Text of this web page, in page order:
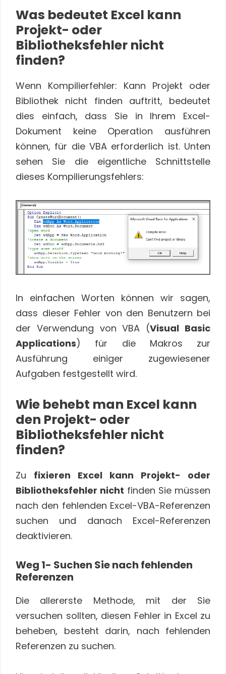
Was bedeutet Excel kann
Projekt- oder
Bibliotheksfehler nicht
finden?
Wenn Kompilierfehler: Kann Projekt oder
Bibliothek nicht finden auftritt, bedeutet
dies einfach, dass Sie in Ihrem Excel-
Dokument keine Operation ausführen
können, für die VBA erforderlich ist. Unten
sehen Sie die eigentliche Schnittstelle
dieses Kompilierungsfehlers:
In einfachen Worten können wir sagen,
dass dieser Fehler von den Benutzern bei
der Verwendung von VBA (Visual Basic
Applications) für die Makros zur
Ausführung einiger zugewiesener
Aufgaben festgestellt wird.
Wie behebt man Excel kann
den Projekt- oder
Bibliotheksfehler nicht
finden?
Zu fixieren Excel kann Projekt- oder
Bibliotheksfehler nicht finden Sie müssen
nach den fehlenden Excel-VBA-Referenzen
suchen und danach Excel-Referenzen
deaktivieren.
Weg 1- Suchen Sie nach fehlenden
Referenzen
Die allererste Methode, mit der Sie
versuchen sollten, diesen Fehler in Excel zu
beheben, besteht darin, nach fehlenden
Referenzen zu suchen.